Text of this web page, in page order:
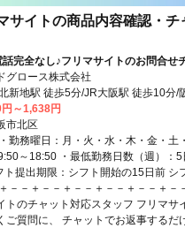
サイトの商品内容確認・チ
完全なし♪フリマサイトのお問合せ
戻りOK～♪】
グロース株式会社
新地駅 徒歩5分/JR大阪駅 徒歩10分/
線 梅田駅 徒歩13分/西梅田駅 徒歩8分/
橋駅 徒歩11分
～1,638円
市北区
勤務曜日：月・火・水・木・金・土
～18:50 ・最低勤務日数（週）：5
ト提出期限：シフト開始の15日前 シ
－－＋－－＋－－＋－－＋－－＋－
トのチャット対応スタッフ フリマサ
ご質問に、 チャットでお返事するだ